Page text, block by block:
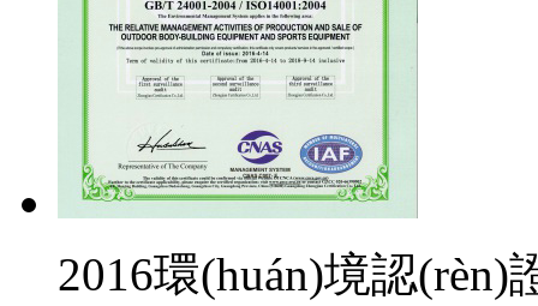
2016環(huán)境認(rèn)